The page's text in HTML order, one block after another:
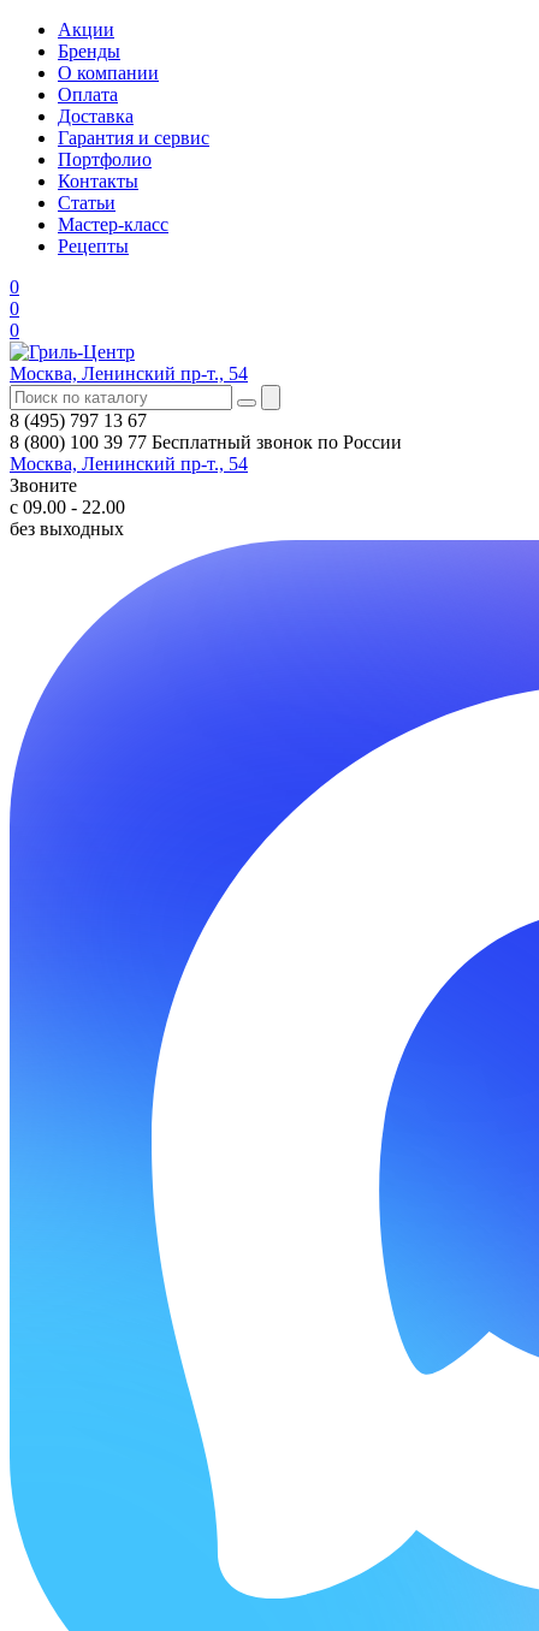
Акции
Бренды
О компании
Оплата
Доставка
Гарантия и сервис
Портфолио
Контакты
Статьи
Мастер-класс
Рецепты
0
0
0
Москва, Ленинский пр-т., 54
8 (495) 797 13 67
8 (800) 100 39 77 Бесплатный звонок по России
Москва, Ленинский пр-т., 54
Звоните
с 09.00 - 22.00
без выходных